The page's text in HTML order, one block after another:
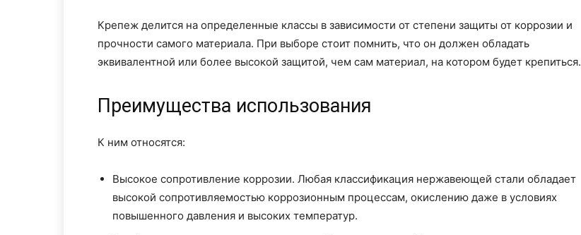
Крепеж делится на определенные классы в зависимости от степени защиты от коррозии и
прочности самого материала. При выборе стоит помнить, что он должен обладать
эквивалентной или более высокой защитой, чем сам материал, на котором будет крепиться.
Преимущества использования
К ним относятся:
Высокое сопротивление коррозии. Любая классификация нержавеющей стали обладает
высокой сопротивляемостью коррозионным процессам, окислению даже в условиях
повышенного давления и высоких температур.